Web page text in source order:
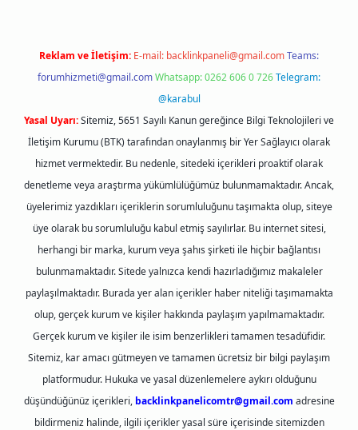
Reklam ve İletişim: E-mail: backlinkpaneli@gmail.comTeams:
forumhizmeti@gmail.comWhatsapp: 0262 606 0 726Telegram:
@karabul
Yasal Uyarı:Sitemiz, 5651 Sayılı Kanun gereğince Bilgi Teknolojileri ve
İletişim Kurumu (BTK) tarafından onaylanmış bir Yer Sağlayıcı olarak
hizmet vermektedir. Bu nedenle, sitedeki içerikleri proaktif olarak
denetleme veya araştırma yükümlülüğümüz bulunmamaktadır. Ancak,
üyelerimiz yazdıkları içeriklerin sorumluluğunu taşımakta olup, siteye
üye olarak bu sorumluluğu kabul etmiş sayılırlar. Bu internet sitesi,
herhangi bir marka, kurum veya şahıs şirketi ile hiçbir bağlantısı
bulunmamaktadır. Sitede yalnızca kendi hazırladığımız makaleler
paylaşılmaktadır. Burada yer alan içerikler haber niteliği taşımamakta
olup, gerçek kurum ve kişiler hakkında paylaşım yapılmamaktadır.
Gerçek kurum ve kişiler ile isim benzerlikleri tamamen tesadüfidir.
Sitemiz, kar amacı gütmeyen ve tamamen ücretsiz bir bilgi paylaşım
platformudur. Hukuka ve yasal düzenlemelere aykırı olduğunu
düşündüğünüz içerikleri, backlinkpanelicomtr@gmail.com adresine
bildirmeniz halinde, ilgili içerikler yasal süre içerisinde sitemizden